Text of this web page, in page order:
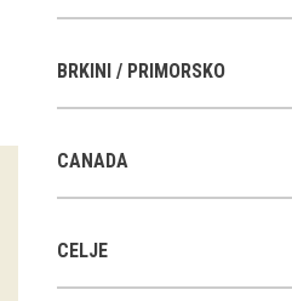
E-razstave
Arhiv razstav
BRKINI / PRIMORSKO
CANADA
CELJE